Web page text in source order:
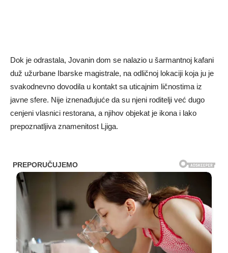
Dok je odrastala, Jovanin dom se nalazio u šarmantnoj kafani
duž užurbane Ibarske magistrale, na odličnoj lokaciji koja ju je
svakodnevno dovodila u kontakt sa uticajnim ličnostima iz
javne sfere. Nije iznenađujuće da su njeni roditelji već dugo
cenjeni vlasnici restorana, a njihov objekat je ikona i lako
prepoznatljiva znamenitost Ljiga.